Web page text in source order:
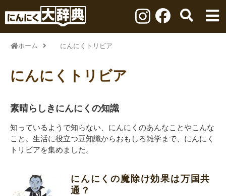
ホーム にんにくトリビア
にんにくトリビア
素晴らしきにんにくの知識
知っているようで知らない、にんにくのあんなことやこんな
こと。生活に役立つ豆知識からおもしろ雑学まで、にんにく
トリビアを集めました。
にんにくの魔除け効果は万国共
通？